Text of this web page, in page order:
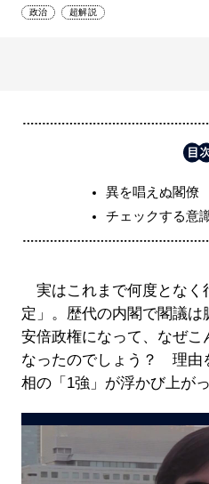
政治 超解説
異を唱えぬ閣僚
チェックする意
実はこれまで何度となく
定」。歴代の内閣で閣議は
安倍政権になって、なぜこ
なったのでしょう？ 理由
相の「1強」が浮かび上が